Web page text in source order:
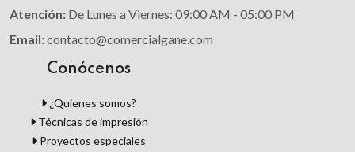
Atención: De Lunes a Viernes: 09:00 AM - 05:00 PM
Email:contacto@comercialgane.com
Conócenos
¿Quienes somos?
Técnicas de impresión
Proyectos especiales